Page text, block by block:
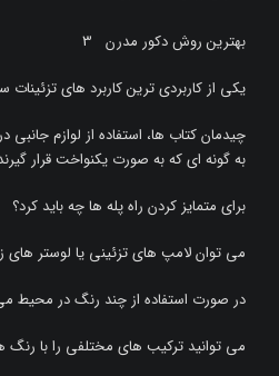
بهترین روش دکور مدرن 3
یکی از کاربردی ترین کاربرد های
چیدمان کتاب ها، استفاده از لوازم
به گونه ای که به صورت یکنواخت قرار
برای متمایز کردن راه پله ها چه باید کرد؟
می توان لامپ های تزئینی یا لوستر های
در صورت استفاده از چند رنگ در محیط
می توانید ترکیب های مختلفی را با رنگ